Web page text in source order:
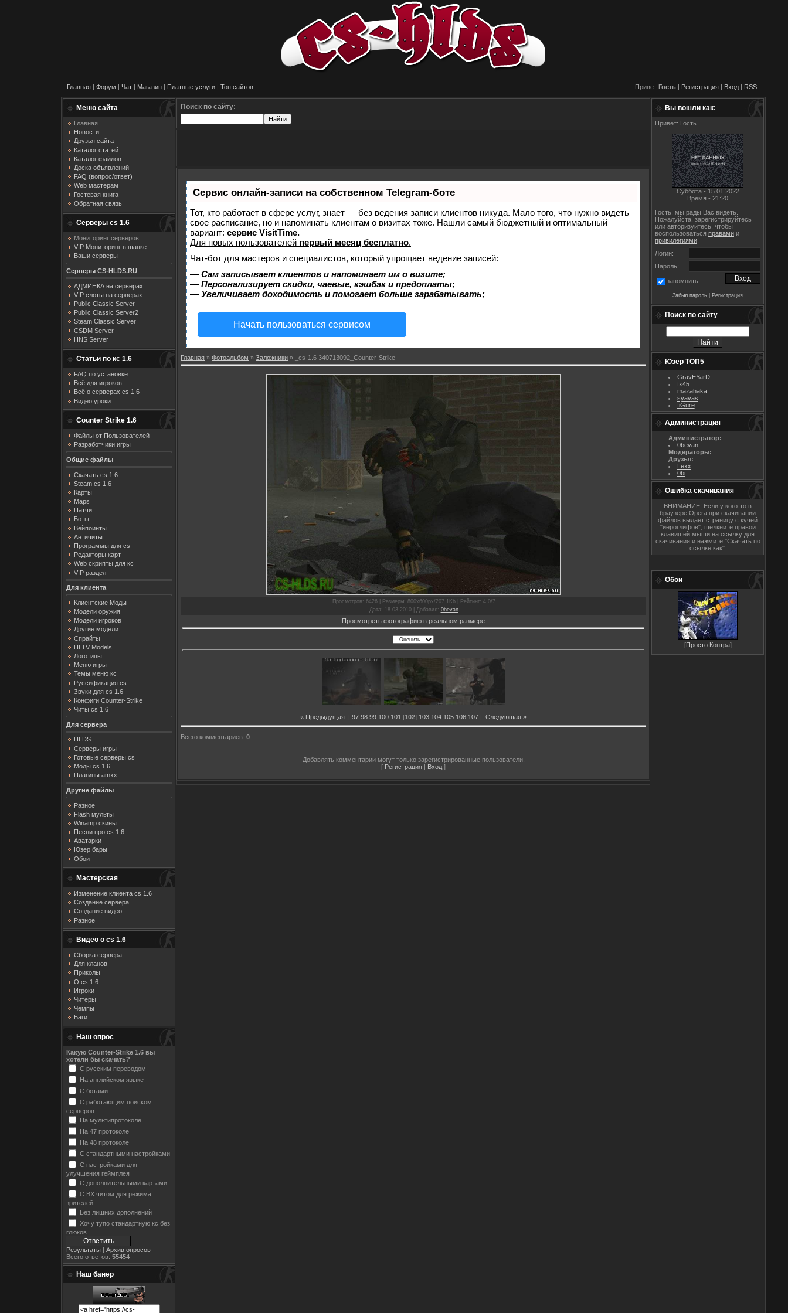
Главная | Форум | Чат | Магазин | Платные услуги | Топ сайтов Привет Гость | Регистрация | Вход | RSS
Меню сайта
Главная
Новости
Друзья сайта
Каталог статей
Каталог файлов
Доска объявлений
FAQ (вопрос/ответ)
Web мастерам
Гостевая книга
Обратная связь
Серверы cs 1.6
Мониторинг серверов
VIP Мониторинг в шапке
Ваши серверы
Серверы CS-HLDS.RU
АДМИНКА на серверах
VIP слоты на серверах
Public Classic Server
Public Classic Server2
Steam Classic Server
CSDM Server
HNS Server
Статьи по кс 1.6
FAQ по установке
Всё для игроков
Всё о серверах cs 1.6
Видео уроки
Counter Strike 1.6
Файлы от Пользователей
Разработчики игры
Общие файлы
Скачать cs 1.6
Steam cs 1.6
Карты
Maps
Патчи
Боты
Вейпоинты
Античиты
Программы для cs
Редакторы карт
Web скрипты для кс
VIP раздел
Для клиента
Клиентские Моды
Модели оружия
Модели игроков
Другие модели
Спрайты
HLTV Models
Логотипы
Меню игры
Темы меню кс
Руссификация cs
Звуки для cs 1.6
Конфиги Counter-Strike
Читы cs 1.6
Для сервера
HLDS
Серверы игры
Готовые серверы cs
Моды cs 1.6
Плагины amxx
Другие файлы
Разное
Flash мульты
Winamp скины
Песни про cs 1.6
Аватарки
Юзер бары
Обои
Мастерская
Изменение клиента cs 1.6
Создание сервера
Создание видео
Разное
Видео о cs 1.6
Сборка сервера
Для кланов
Приколы
О cs 1.6
Игроки
Читеры
Чемпы
Баги
Наш опрос
Какую Counter-Strike 1.6 вы
хотели бы скачать?
С русским переводом
На английском языке
С ботами
С работающим поиском
серверов
На мультипротоколе
На 47 протоколе
На 48 протоколе
С стандартными настройками
С настройками для
улучшения геймплея
С дополнительными картами
С ВХ читом для режима
зрителей
Без лишних дополнений
Хочу тупо стандартную кс без
глюков
Результаты | Архив опросов
Всего ответов: 55454
Наш банер
Поиск по сайту:
Сервис онлайн-записи на собственном Telegram-боте
Тот, кто работает в сфере услуг, знает — без ведения записи клиентов никуда. Мало того, что нужно видеть
свое расписание, но и напоминать клиентам о визитах тоже. Нашли самый бюджетный и оптимальный
вариант: сервис VisitTime.
Для новых пользователей первый месяц бесплатно.
Чат-бот для мастеров и специалистов, который упрощает ведение записей:
— Сам записывает клиентов и напоминает им о визите;
— Персонализирует скидки, чаевые, кэшбэк и предоплаты;
— Увеличивает доходимость и помогает больше зарабатывать;
Начать пользоваться сервисом
Главная » Фотоальбом » Заложники » _cs-1.6 340713092_Counter-Strike
Просмотров : 6426 | Размеры: 800x600px/207.1Kb | Рейтинг: 4.0/7
Дата : 18.03.2010 | Добавил: 0bevan
Просмотреть фотографию в реальном размере
« Предыдущая | 97 98 99 100 101 [102] 103 104 105 106 107 | Следующая »
Всего комментариев: 0
Добавлять комментарии могут только зарегистрированные пользователи.
[ Регистрация Вход ]
Вы вошли как:
Привет: Гость
Суббота - 15.01.2022
Время - 21:20
Гость, мы рады Вас видеть.
Пожалуйста, зарегистрируйтесь
или авторизуйтесь, чтобы
воспользоваться правами и
привилегиями!
Логин:
Пароль:
запомнить
Забыл пароль Регистрация
Поиск по сайту
Юзер ТОП5
GravEYarD
fx45
mazahaka
syavas
fiGure
Администрация
Администратор:
0bevan
Модераторы:
Друзья:
Lexx
0bi
Ошибка скачивания
ВНИМАНИЕ! Если у кого-то в
браузере Opera при скачивании
файлов выдаёт страницу с кучей
"иероглифов", щёлкните правой
клавишей мыши на ссылку для
скачивания и нажмите "Скачать по
ссылке как".
Обои
[Просто Контра]